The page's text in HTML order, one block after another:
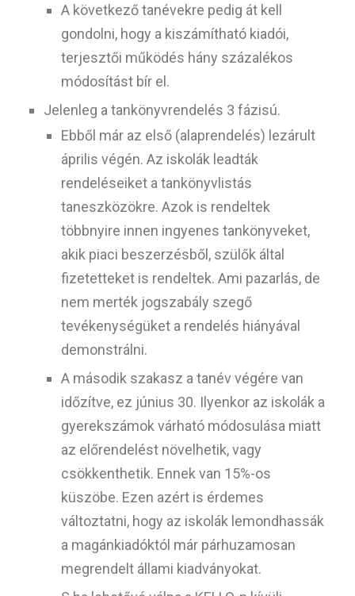
A következő tanévekre pedig át kell
gondolni, hogy a kiszámítható kiadói,
terjesztői működés hány százalékos
módosítást bír el.
Jelenleg a tankönyvrendelés 3 fázisú.
Ebből már az első (alaprendelés) lezárult
április végén. Az iskolák leadták
rendeléseiket a tankönyvlistás
taneszközökre. Azok is rendeltek
többnyire innen ingyenes tankönyveket,
akik piaci beszerzésből, szülők által
fizetetteket is rendeltek. Ami pazarlás, de
nem merték jogszabály szegő
tevékenységüket a rendelés hiányával
demonstrálni.
A második szakasz a tanév végére van
időzítve, ez június 30. Ilyenkor az iskolák a
gyerekszámok várható módosulása miatt
az előrendelést növelhetik, vagy
csökkenthetik. Ennek van 15%-os
küszöbe. Ezen azért is érdemes
változtatni, hogy az iskolák lemondhassák
a magánkiadóktól már párhuzamosan
megrendelt állami kiadványokat.